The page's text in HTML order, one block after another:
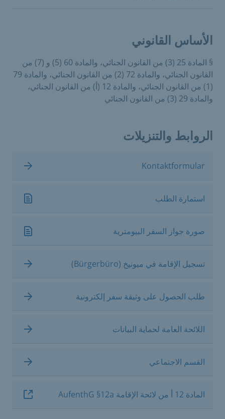
الأساس القانوني
§ المادة 25 (3) من القانون الجنائي، والمادة 60 (5) و (7) من
القانون الجنائي، والمادة 72 (2) من القانون الجنائي، والمادة 79
(1) من القانون الجنائي، والمادة 12 (أ) من القانون الجنائي،
والمادة 29 (3) من القانون الجنائي
الروابط والتنزيلات
Kontaktformular
استمارة الطلب
صورة جواز السفر البيومترية
تسجيل الإقامة في ميونيخ (Bürgerbüro)
طلب الحصول على وثيقة سفر إلكترونية
اللائحة العامة لحماية البيانات
القسم الاجتماعي
المادة 12 أ من لائحة الإقامة AufenthG §12a